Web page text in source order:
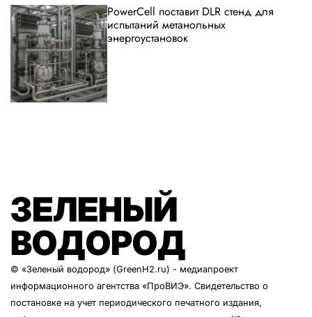
PowerCell поставит DLR стенд для
испытаний метанольных
энергоустановок
ЗЕЛЕНЫЙ
ВОДОРОД
© «Зеленый водород» (GreenH2.ru) - медиапроект
информационного агентства «ПроВИЭ». Свидетельство о
постановке на учет периодического печатного издания,